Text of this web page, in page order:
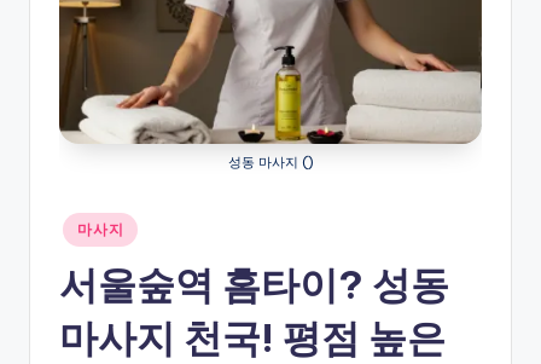
성동 마사지 ()
Posted
in
마사지
서울숲역 홈타이? 성동
마사지 천국! 평점 높은